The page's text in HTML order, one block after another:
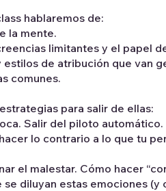
hablaremos de:
la mente.
limitantes y el papel
de atribución que van
comunes.
para salir de ellas:
Salir del piloto automático.
lo contrario a lo que tu
el malestar. Cómo hacer
diluyan estas emociones (y